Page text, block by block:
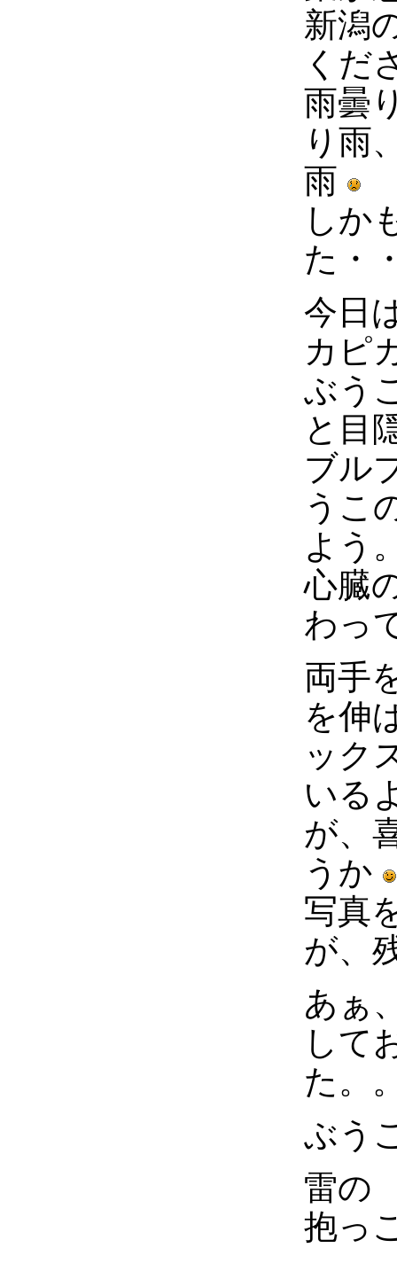
新潟
くだ
雨曇
り雨
雨
しか
た・
今日
カピ
ぶう
と目
ブル
うこ
よう
心臓
わっ
両手
を伸
ック
いる
が、
うか
写真
が、
あぁ
して
た。
ぶう
雷の
抱っ